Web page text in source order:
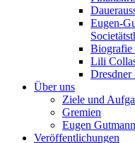
Eugen-
Biografie
Lili
Dresdner
Über uns
Ziele und
Gremien
Eugen Gutmann
Veröffentlichungen